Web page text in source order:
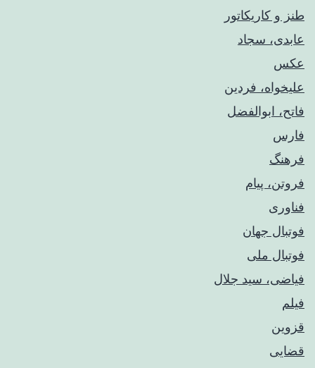
طنز و کاریکاتور
عابدی، سجاد
عکس
علیخواه، فردین
فاتح، ابوالفضل
فارس
فرهنگ
فروتن، پیام
فناوری
فوتبال جهان
فوتبال ملی
فیاضی، سید جلال
فیلم
قزوین
قضایی